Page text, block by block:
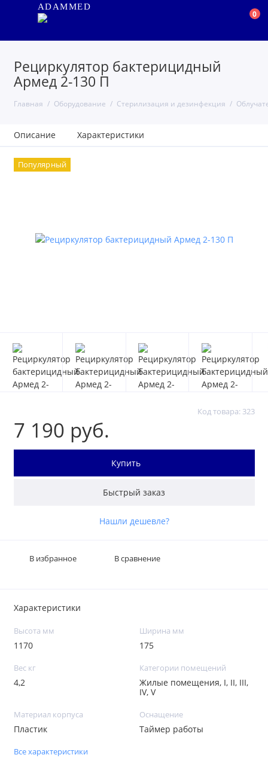
ADAMMED
0
Рециркулятор бактерицидный
Армед 2-130 П
Главная Оборудование Стерилизация и дезинфекция
Описание Характеристики
Популярный
Код товара: 323
7 190 руб.
Купить
Быстрый заказ
Нашли дешевле?
В избранное В сравнение
Характеристики
Высота мм
1170
Ширина мм
175
Вес кг
4,2
Категории помещений
Жилые помещения, I, II, III,
IV, V
Материал корпуса
Пластик
Оснащение
Таймер работы
Все характеристики